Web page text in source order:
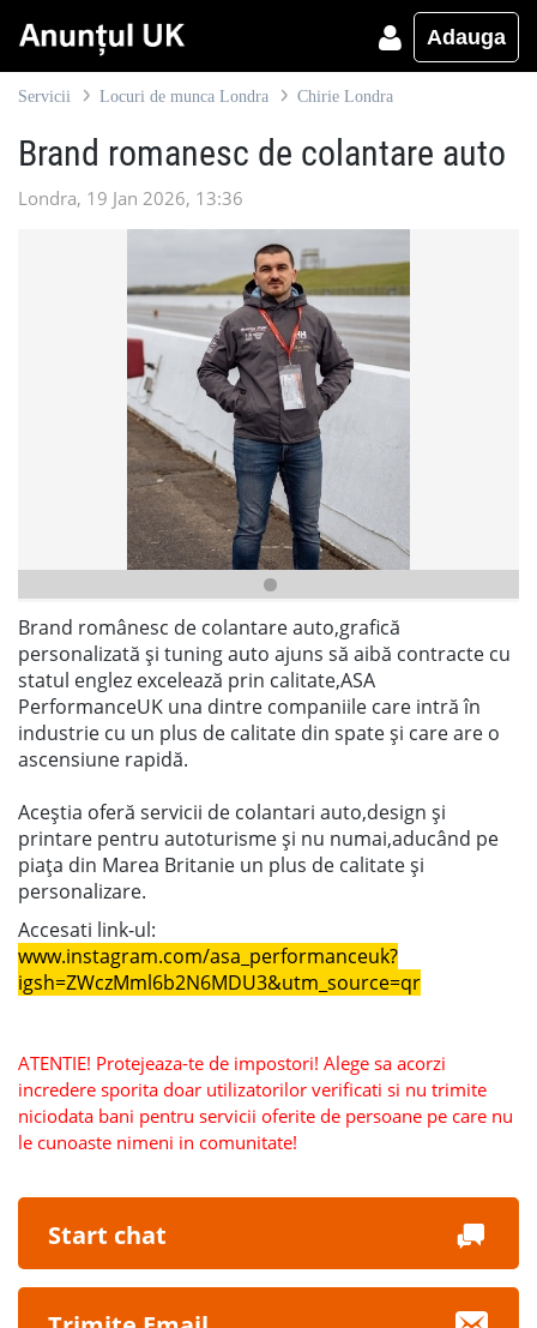
Adauga
Servicii Locuri de munca Londra Chirie Londra
Brand romanesc de colantare auto
Londra, 19 Jan 2026, 13:36
Brand românesc de colantare auto,grafică
personalizată și tuning auto ajuns să aibă contracte cu
statul englez excelează prin calitate,ASA
PerformanceUK una dintre companiile care intră în
industrie cu un plus de calitate din spate și care are o
ascensiune rapidă.
Aceștia oferă servicii de colantari auto,design și
printare pentru autoturisme și nu numai,aducând pe
piața din Marea Britanie un plus de calitate și
personalizare.
Accesati link-ul:
www.instagram.com/asa_performanceuk?
igsh=ZWczMml6b2N6MDU3&utm_source=qr
ATENTIE! Protejeaza-te de impostori! Alege sa acorzi
incredere sporita doar utilizatorilor verificati si nu trimite
niciodata bani pentru servicii oferite de persoane pe care nu
le cunoaste nimeni in comunitate!
Start chat